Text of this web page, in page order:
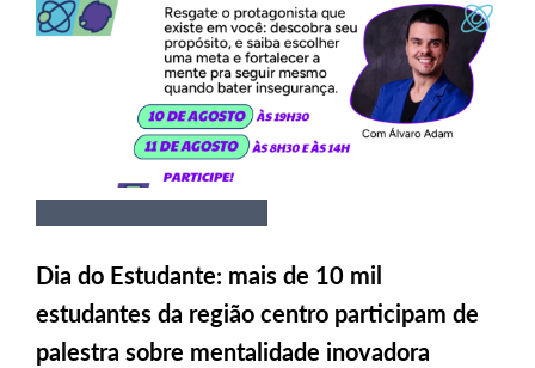
Dia do Estudante: mais de 10 mil
estudantes da região centro participam de
palestra sobre mentalidade inovadora